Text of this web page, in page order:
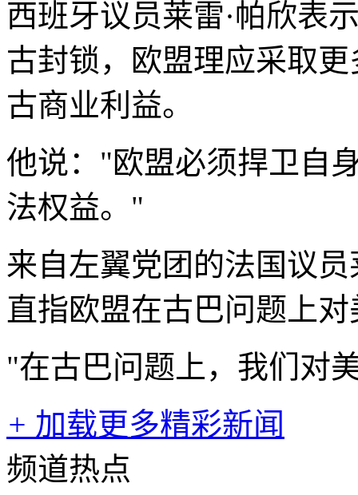
西班牙议员莱雷·帕欣表
古封锁，欧盟理应采取
古商业利益。
他说："欧盟必须捍卫自
法权益。"
来自左翼党团的法国议
直指欧盟在古巴问题上
"在古巴问题上，我们对
+ 加载更多精彩新闻
频道热点